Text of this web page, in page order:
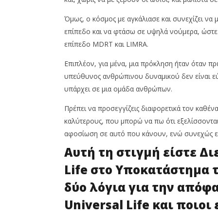
Όμως, ο κόσμος με αγκάλιασε και συνεχίζει να
επίπεδο και να φτάσω σε υψηλά νούμερα,
επίπεδο MDRT και LIMRA.
Επιπλέον, για μένα, μια πρόκληση ήταν όταν
υπεύθυνος ανθρώπινου δυναμικού δεν είναι
υπάρχει σε μια ομάδα ανθρώπων.
Πρέπει να προσεγγίζεις διαφορετικά τον
καλύτερους, που μπορώ να πω ότι
αφοσίωση σε αυτό που κάνουν, ενώ συνεχώς
Αυτή τη στιγμή είστε
Life στο Υποκατάστημα
δύο λόγια για την
Universal Life και ποιοι